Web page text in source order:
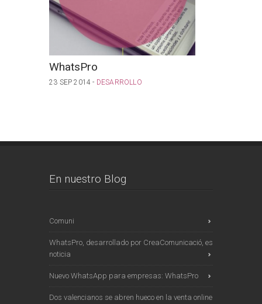
WhatsPro
23 SEP 2014 - DESARROLLO
En nuestro Blog
Comuni
WhatsPro, desarrollado por CreaComunicació, es
noticia
Nuevo WhatsApp para empresas: WhatsPro
Dos valencianos se abren hueco en la venta online